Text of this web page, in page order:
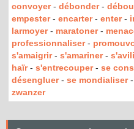
convoyer- débonder-
empester- encarter- enter-
larmoyer- maratoner-
professionnaliser-
s'amaigrir- s'amariner-
haïr- s'entrecouper- se
désengluer- se mondialiser-
zwanzer